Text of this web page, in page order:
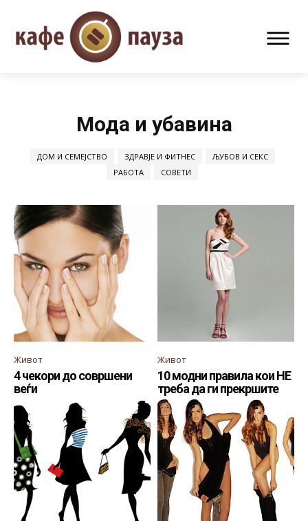
Мода и убавина
ДОМ И СЕМЕЈСТВО ЗДРАВЈЕ И ФИТНЕС
ЉУБОВ И СЕКС
РАБОТА
СОВЕТИ
Живот
4 чекори до совршени
веѓи
Живот
10 модни правила кои НЕ
треба да ги прекршите